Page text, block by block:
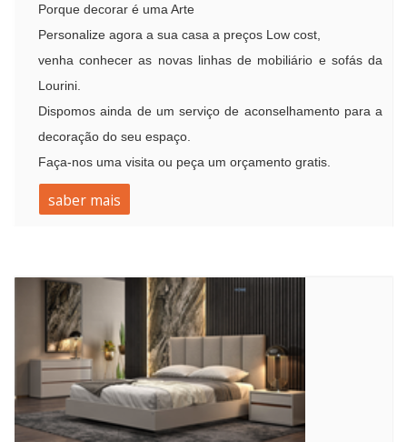
Porque decorar é uma Arte
Personalize agora a sua casa a preços Low cost,
venha conhecer as novas linhas de mobiliário e sofás da
Lourini.
Dispomos ainda de um serviço de aconselhamento para a
decoração do seu espaço.
Faça-nos uma visita ou peça um orçamento gratis.
saber mais